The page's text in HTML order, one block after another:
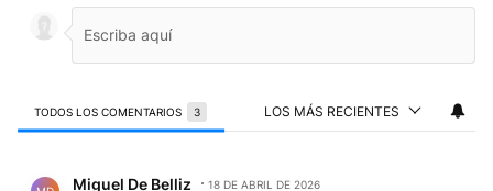
TODOS LOS COMENTARIOS 3 LOS MÁS RECIENTES
Miguel De Belliz 18 DE ABRIL DE 2026